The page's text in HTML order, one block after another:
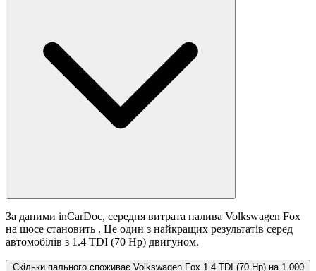
За даними inCarDoc, середня витрата палива Volkswagen Fox
на шосе становить . Це один з найкращих результатів серед
автомобілів з 1.4 TDI (70 Hp) двигуном.
Скільки пального споживає Volkswagen Fox 1.4 TDI (70 Hp) на 1 000